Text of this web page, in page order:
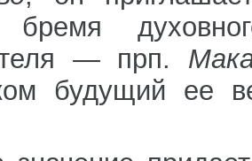
бремя
— прп.
будущий ее